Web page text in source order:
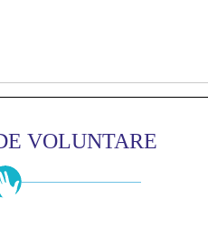
VOLUNTARE